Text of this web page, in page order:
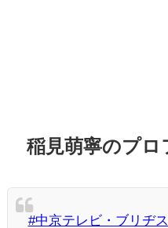
稲見萌寧のプロ
#中京テレビ・ブリヂ